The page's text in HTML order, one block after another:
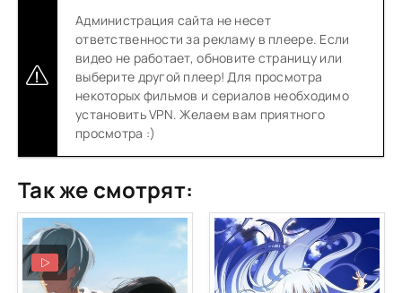
Администрация сайта не несет
ответственности за рекламу в плеере. Если
видео не работает, обновите страницу или
выберите другой плеер! Для просмотра
некоторых фильмов и сериалов необходимо
установить VPN. Желаем вам приятного
просмотра :)
Так же смотрят: